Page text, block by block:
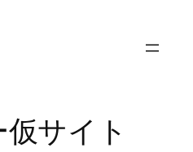
サイト